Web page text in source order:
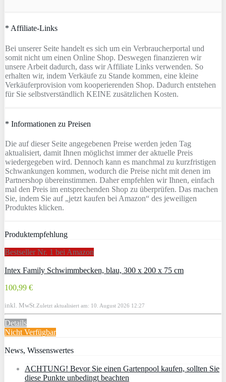
* Affiliate-Links
Bei unserer Seite handelt es sich um ein Verbraucherportal und
somit nicht um einen Online Shop. Deswegen finanzieren wir
unsere Arbeit dadurch, dass wir Affiliate Links verwenden. So
erhalten wir, indem Verkäufe zu Stande kommen, eine kleine
Verkäuferprovision vom kooperierenden Shop. Dadurch entstehen
für Sie selbstverständlich KEINE zusätzlichen Kosten.
* Informationen zu Preisen
Die auf dieser Seite angegebenen Preise werden jeden Tag
aktualisiert, damit Ihnen möglichst immer der aktuelle Preis
wiedergegeben wird. Dennoch kann es manchmal zu kurzfristigen
Schwankungen kommen, wodurch die Preise nicht mit denen im
Partnershop übereinstimmen. Daher empfehlen wir Ihnen, einfach
mal den Preis im entsprechenden Shop zu überprüfen. Das machen
Sie, indem Sie auf „jetzt kaufen bei Amazon“ des jeweiligen
Produktes klicken.
Produktempfehlung
Bestseller Nr. 1 bei Amazon
Intex Family Schwimmbecken, blau, 300 x 200 x 75 cm
100,99 €
inkl. MwSt.Zuletzt aktualisiert am: 10. August 2026 12:27
Details
Nicht Verfügbar
News, Wissenswertes
ACHTUNG! Bevor Sie einen Gartenpool kaufen, sollten Sie
diese Punkte unbedingt beachten